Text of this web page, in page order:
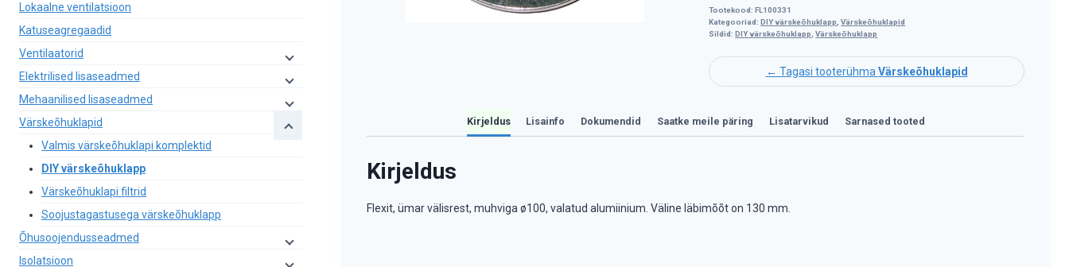
kogus
Tootekood:FL100331
Kategooriad:DIY värskeõhuklapp ,Värskeõhuklapid
Sildid:DIY värskeõhuklapp ,Värskeõhuklapp
← Tagasi tooterühma Värskeõhuklapid
Kirjeldus Lisainfo Dokumendid Saatke meile päring Lisatarvikud Sarnased tooted
Kirjeldus
Flexit, ümar välisrest, muhviga ø100, valatud alumiinium. Väline läbimõõt on 130 mm.
Lokaalne ventilatsioon
Katuseagregaadid
Ventilaatorid
Elektrilised lisaseadmed
Mehaanilised lisaseadmed
Värskeõhuklapid
Valmis värskeõhuklapi komplektid
DIY värskeõhuklapp
Värskeõhuklapi filtrid
Soojustagastusega värskeõhuklapp
Õhusoojendusseadmed
Isolatsioon